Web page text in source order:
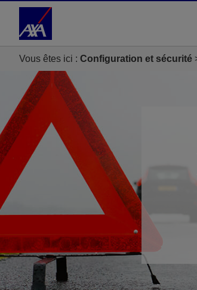
Accéder au Contenu
Vous êtes ici : Configuration et sécurité